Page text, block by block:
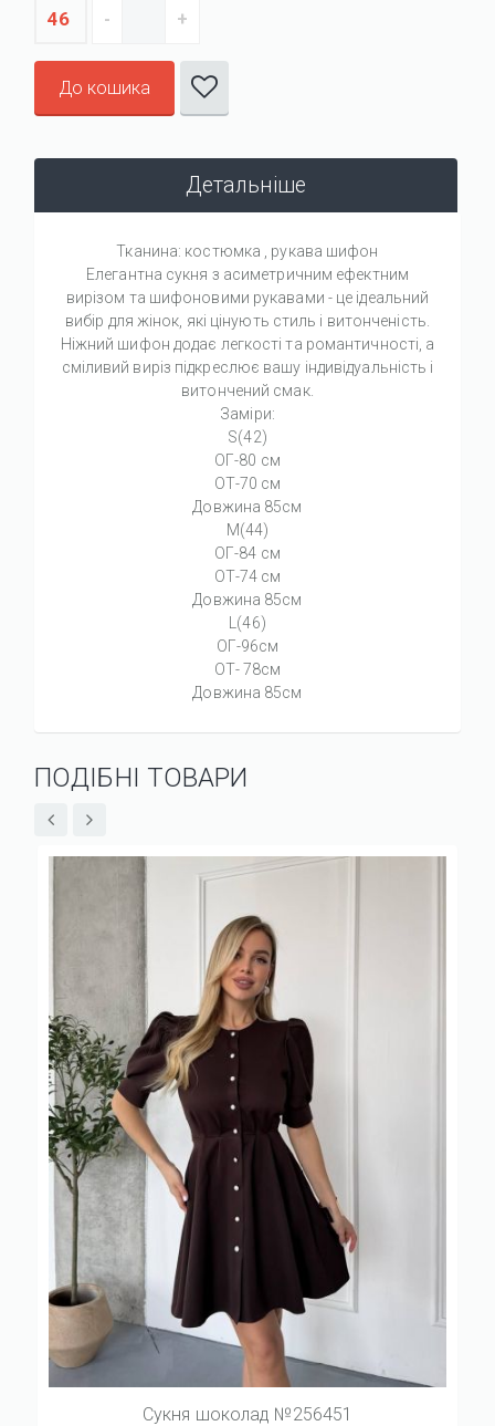
46
До кошика
Детальніше
Тканина: костюмка , рукава шифон
Елегантна сукня з асиметричним ефектним
вирізом та шифоновими рукавами - це ідеальний
вибір для жінок, які цінують стиль і витонченість.
Ніжний шифон додає легкості та романтичності, а
сміливий виріз підкреслює вашу індивідуальність і
витончений смак.
Заміри:
S(42)
ОГ-80 см
ОТ-70 см
Довжина 85см
М(44)
ОГ-84 см
ОТ-74 см
Довжина 85см
L(46)
ОГ-96см
ОТ- 78см
Довжина 85см
ПОДІБНІ ТОВАРИ
Сукня шоколад №256451